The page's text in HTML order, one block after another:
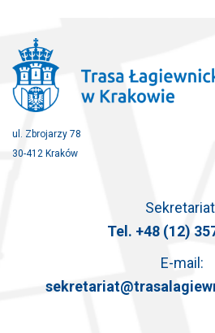
ul. Zbrojarzy 78
30-412 Kraków
Tel. +48 (12)
E-mail: